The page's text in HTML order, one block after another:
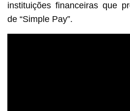
instituições financeiras que
de “Simple Pay”.